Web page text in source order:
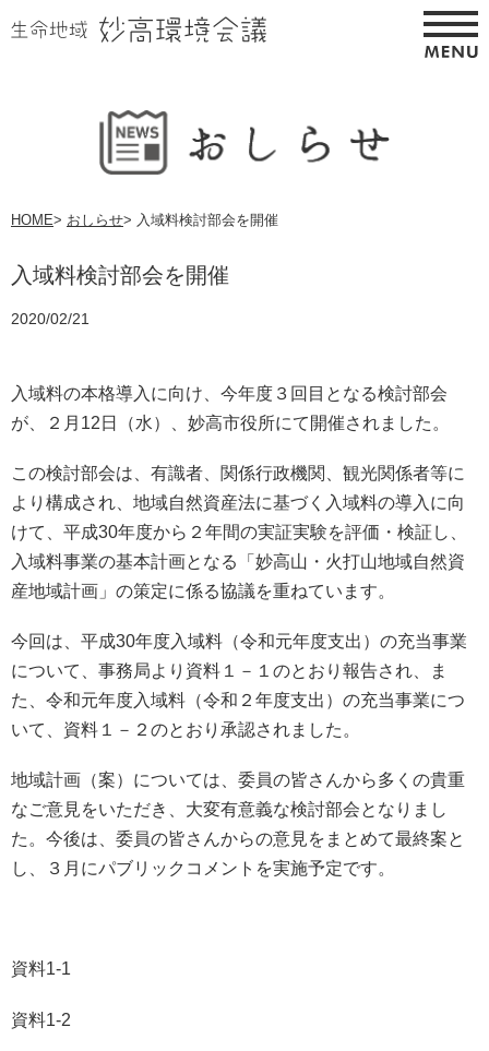
HOME> おしらせ> 入域料検討部会を開催
入域料検討部会を開催
2020/02/21
入域料の本格導入に向け、今年度３回目となる検討部会
が、２月12日（水）、妙高市役所にて開催されました。
この検討部会は、有識者、関係行政機関、観光関係者等に
より構成され、地域自然資産法に基づく入域料の導入に向
けて、平成30年度から２年間の実証実験を評価・検証し、
入域料事業の基本計画となる「妙高山・火打山地域自然資
産地域計画」の策定に係る協議を重ねています。
今回は、平成30年度入域料（令和元年度支出）の充当事業
について、事務局より資料１－１のとおり報告され、ま
た、令和元年度入域料（令和２年度支出）の充当事業につ
いて、資料１－２のとおり承認されました。
地域計画（案）については、委員の皆さんから多くの貴重
なご意見をいただき、大変有意義な検討部会となりまし
た。今後は、委員の皆さんからの意見をまとめて最終案と
し、３月にパブリックコメントを実施予定です。
資料1-1
資料1-2